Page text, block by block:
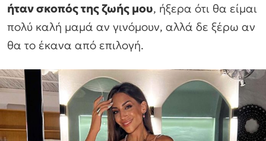
ήταν σκοπός της ζωής μου, ήξερα ότι θα είμαι
πολύ καλή μαμά αν γινόμουν, αλλά δε ξέρω αν
θα το έκανα από επιλογή.